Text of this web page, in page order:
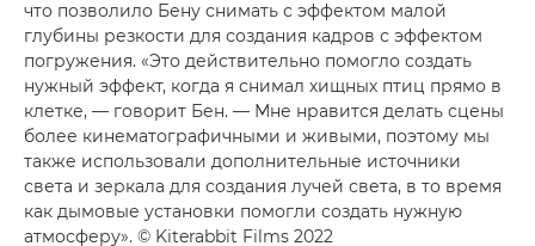
что позволило Бену снимать с эффектом малой
глубины резкости для создания кадров с эффектом
погружения. «Это действительно помогло создать
нужный эффект, когда я снимал хищных птиц прямо в
клетке, — говорит Бен. — Мне нравится делать сцены
более кинематографичными и живыми, поэтому мы
также использовали дополнительные источники
света и зеркала для создания лучей света, в то время
как дымовые установки помогли создать нужную
атмосферу». © Kiterabbit Films 2022